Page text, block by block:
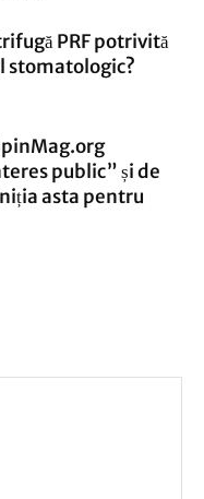
PRF potrivită
stomatologic?
public” și de
asta pentru